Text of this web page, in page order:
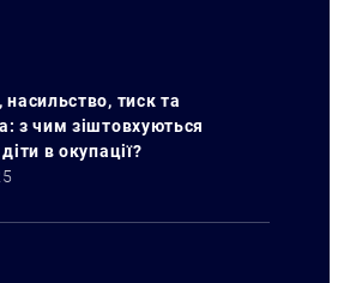
насильство, тиск та
з чим зіштовхуються
в окупації?